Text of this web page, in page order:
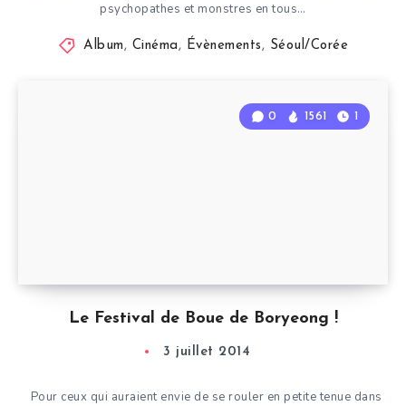
psychopathes et monstres en tous…
Album, Cinéma, Évènements, Séoul/Corée
Le Festival de Boue de Boryeong !
0 1561 1
3 juillet 2014
Pour ceux qui auraient envie de se rouler en petite tenue dans